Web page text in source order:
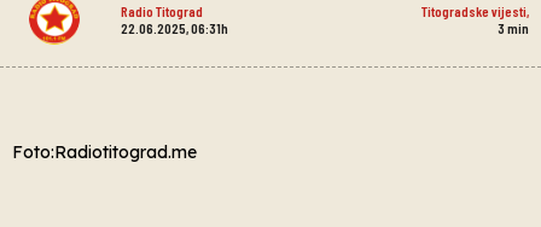
Radio Titograd Titogradske vijesti
22.06.2025, 06:31h
3 min
Foto:Radiotitograd.me